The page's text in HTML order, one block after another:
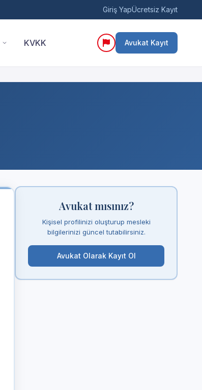
Giriş YapÜcretsiz Kayıt
KVKK Avukat Kayıt
Avukat mısınız?
Kişisel profilinizi oluşturup mesleki
bilgilerinizi güncel tutabilirsiniz.
Avukat Olarak Kayıt Ol